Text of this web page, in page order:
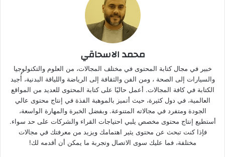
محمد الاسحاقي
خبير في مجال كتابة المحتوى في مختلف المجالات، من العلوم والتكنولوجيا
والسيارات إلى الصحة ، ومن الفن والثقافة إلى الرياضة واللياقة البدنية، أُجيد
الكتابة في كافة المجالات. أعمل حاليًا على كتابة المحتوى للعديد من المواقع
العالمية، في دول كثيرة، حيث أتميز بالموهبة الفذة في إنتاج محتوى عالي
الجودة ومتفرد في مجالاته المتنوعة. وبفضل الخبرة والمهارة الواسعة،
أستطيع إنتاج محتوى مخصص يلبي احتياجات القراء والشركات على حد سواء.
فإذا كنت تبحث عن محتوى يثير اهتمامك ويزيد من معرفتك في مجالات
مختلفة، فما عليك سوى الاتصال وتجربة ما يمكن أن أقدمه لك!